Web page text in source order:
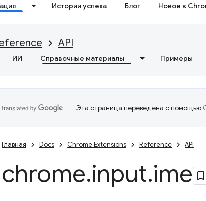
Истории успеха Блог Новое в
API
ИИ Справочные материалы Примеры
Эта страница переведена с помощью
Главная Docs Chrome Extensions Reference API
chrome.input.ime